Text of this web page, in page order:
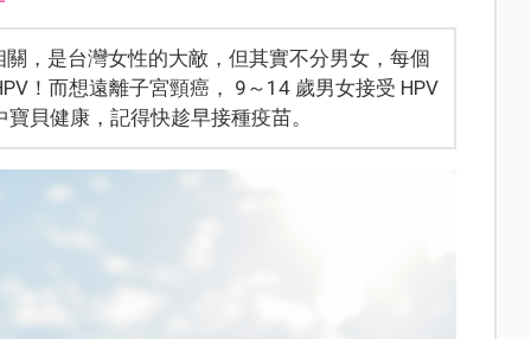
，是台灣女性的大敵，但其實不分男女，每個
！而想遠離子宮頸癌， 9～14 歲男女接受 HPV
貝健康，記得快趁早接種疫苗。